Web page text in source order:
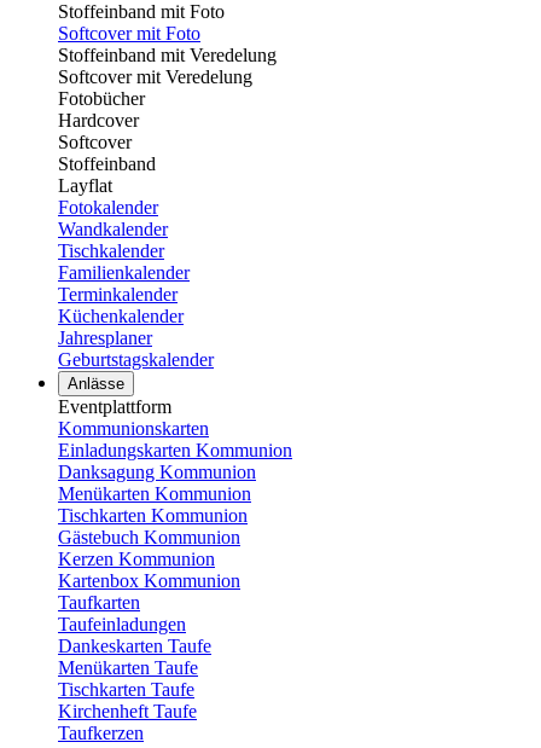
Stoffeinband mit Foto
Softcover mit Foto
Stoffeinband mit Veredelung
Softcover mit Veredelung
Fotobücher
Hardcover
Softcover
Stoffeinband
Layflat
Fotokalender
Wandkalender
Tischkalender
Familienkalender
Terminkalender
Küchenkalender
Jahresplaner
Geburtstagskalender
Anlässe
Eventplattform
Kommunionskarten
Einladungskarten Kommunion
Danksagung Kommunion
Menükarten Kommunion
Tischkarten Kommunion
Gästebuch Kommunion
Kerzen Kommunion
Kartenbox Kommunion
Taufkarten
Taufeinladungen
Dankeskarten Taufe
Menükarten Taufe
Tischkarten Taufe
Kirchenheft Taufe
Taufkerzen